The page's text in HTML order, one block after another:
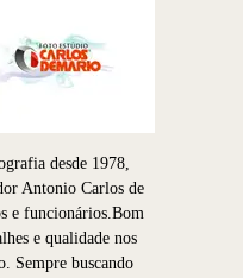
desde 1978,
Antonio Carlos de
e funcionários.Bom
e qualidade nos
Sempre buscando